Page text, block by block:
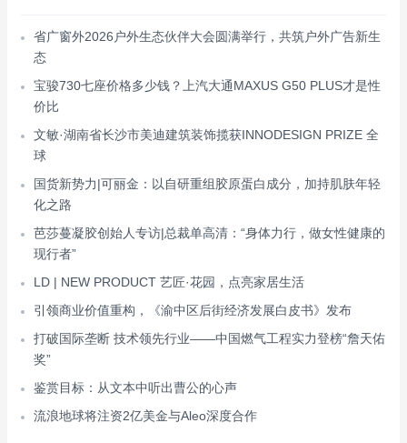
省广窗外2026户外生态伙伴大会圆满举行，共筑户外广告新生
态
宝骏730七座价格多少钱？上汽大通MAXUS G50 PLUS才是性
价比
文敏·湖南省长沙市美迪建筑装饰揽获INNODESIGN PRIZE 全
球
国货新势力|可丽金：以自研重组胶原蛋白成分，加持肌肤年轻
化之路
芭莎蔓凝胶创始人专访|总裁单高清：“身体力行，做女性健康的
现行者”
LD | NEW PRODUCT 艺匠·花园，点亮家居生活
引领商业价值重构，《渝中区后街经济发展白皮书》发布
打破国际垄断 技术领先行业——中国燃气工程实力登榜“詹天佑
奖”
鉴赏目标：从文本中听出曹公的心声
流浪地球将注资2亿美金与Aleo深度合作